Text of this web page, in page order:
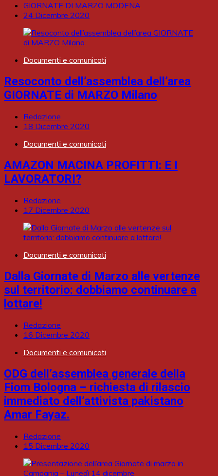
GIORNATE DI MARZO MODENA
24 Dicembre 2020
Documenti e comunicati
Resoconto dell’assemblea dell’area
GIORNATE di MARZO Milano
Redazione
18 Dicembre 2020
Documenti e comunicati
AMAZON MACINA PROFITTI: E I
LAVORATORI?
Redazione
17 Dicembre 2020
Documenti e comunicati
Dalla Giornate di Marzo alle vertenze
sul territorio: dobbiamo continuare a
lottare!
Redazione
16 Dicembre 2020
Documenti e comunicati
ODG dell’assemblea generale della
Fiom Bologna – richiesta di rilascio
immediato dell’attivista pakistano
Amar Fayaz.
Redazione
15 Dicembre 2020